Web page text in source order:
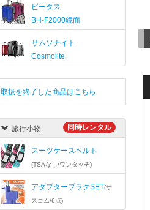
ビータス
BH-F2000鏡面
サムソナイト
Cosmolite
取扱を終了した商品はこちら
旅行小物 同時レンタル
スーツケースベルト
(TSAなし/ワンタッチ)
アダプタープラグSET(サ
スコム/6点)